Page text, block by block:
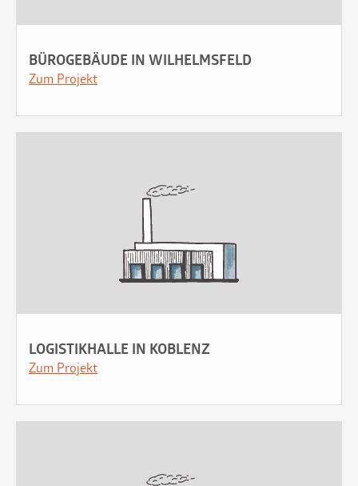
BÜROGEBÄUDE IN WILHELMSFELD
Zum Projekt
LOGISTIKHALLE IN KOBLENZ
Zum Projekt